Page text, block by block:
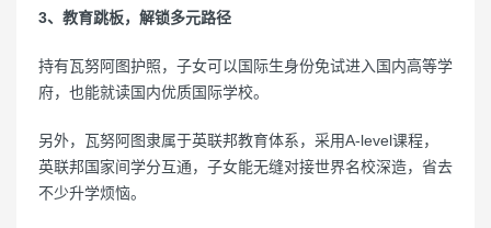
3、教育跳板，解锁多元路径
持有瓦努阿图护照，子女可以国际生身份免试进入国内高等学
府，也能就读国内优质国际学校。
另外，瓦努阿图隶属于英联邦教育体系，采用A-level课程，
英联邦国家间学分互通，子女能无缝对接世界名校深造，省去
不少升学烦恼。